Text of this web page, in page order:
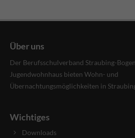
Über uns
Der Berufsschulverband Straubing-
Jugendwohnhaus bieten Wohn- und
Übernachtungsmöglichkeiten in
Wichtiges
Downloads